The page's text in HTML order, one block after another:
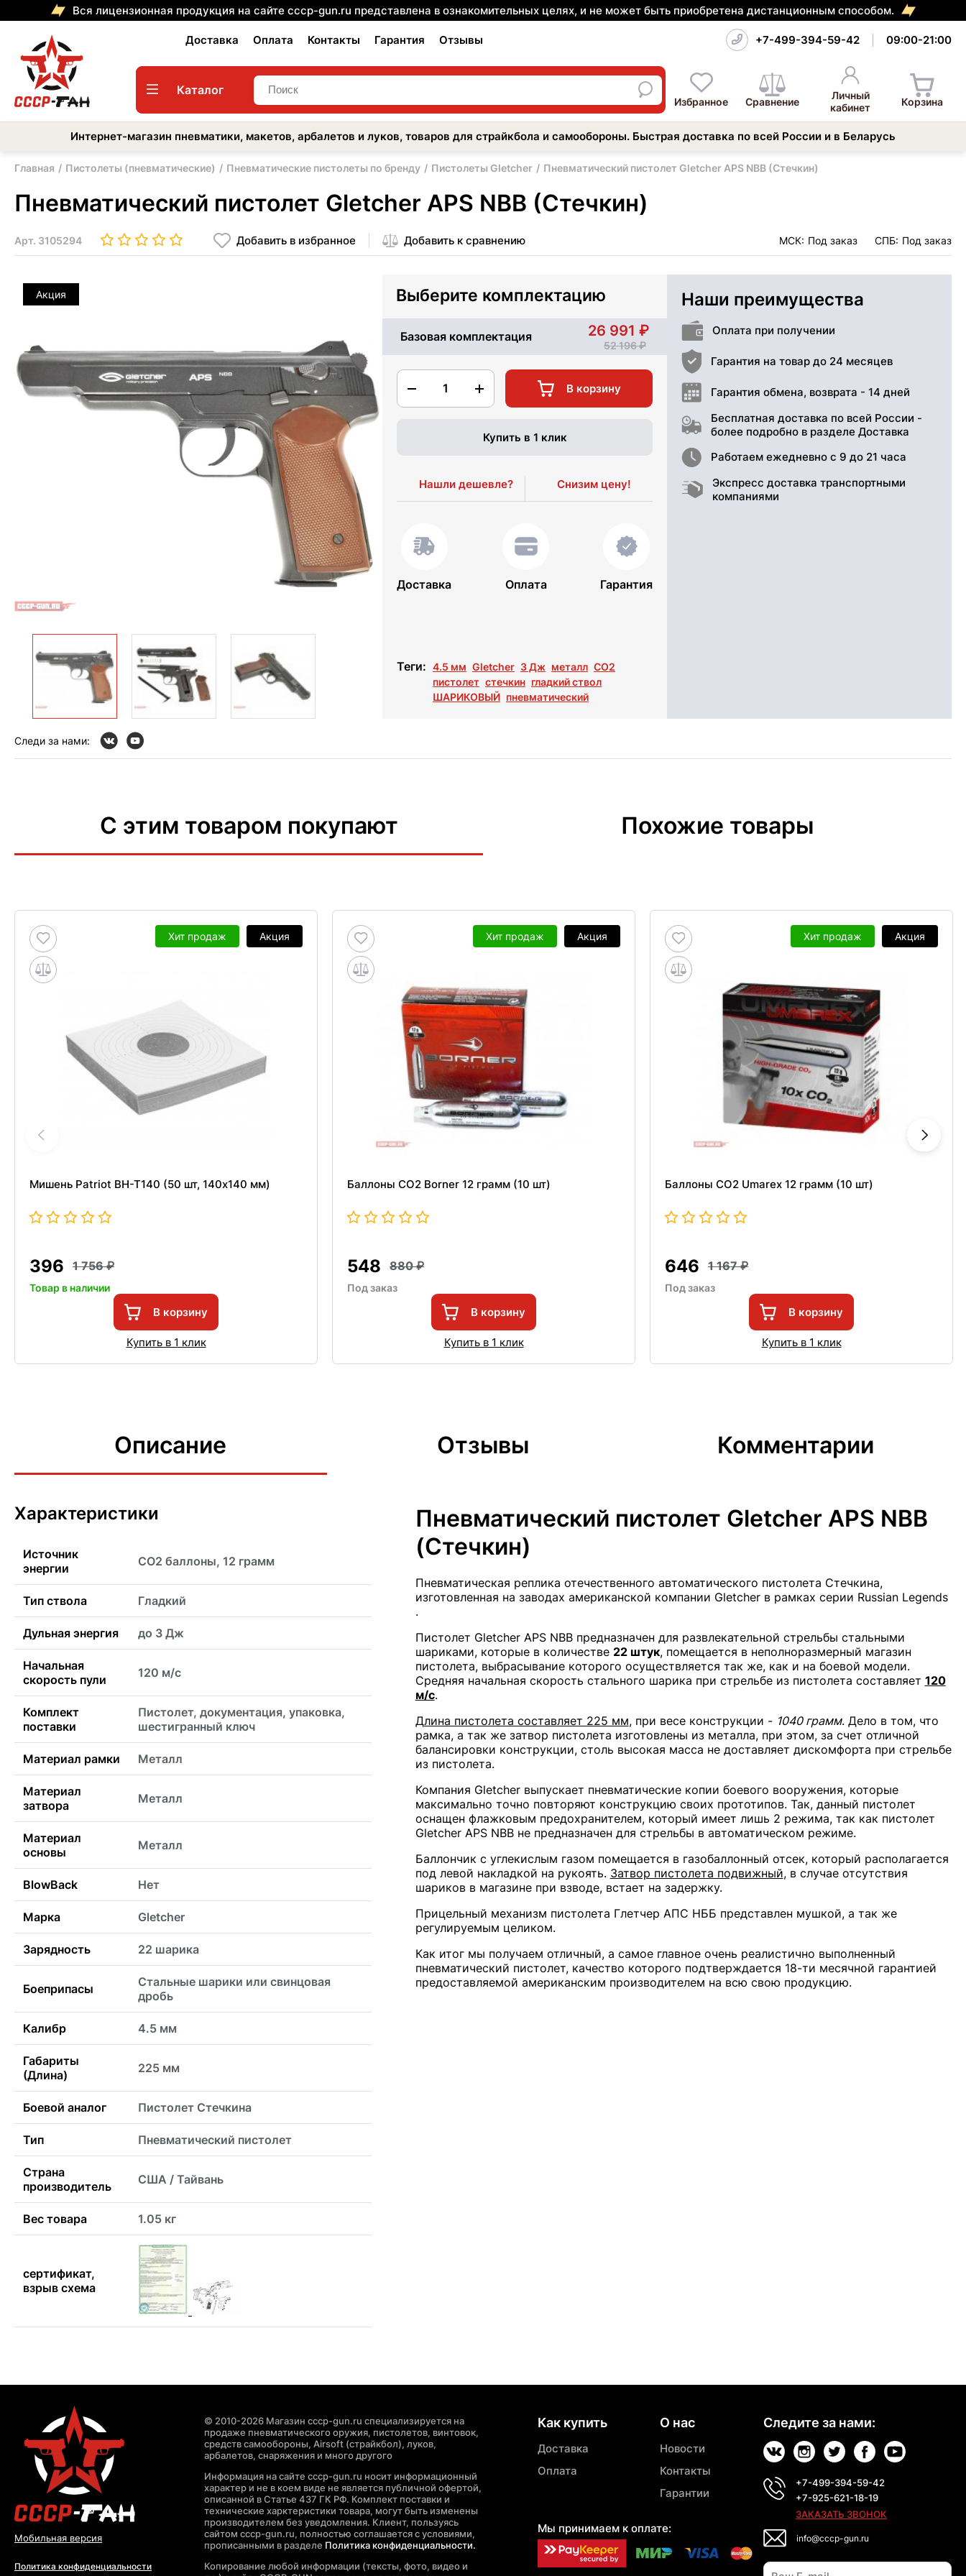
Вся лицензионная продукция на сайте cccp-gun.ru представлена в ознакомительных целях, и не может быть приобретена дистанционным способом.
Доставка Оплата Контакты Гарантия Отзывы +7-499-394-59-42 09:00-21:00
Каталог
Избранное Сравнение
Личный
кабинет
Корзина
Интернет-магазин пневматики, макетов, арбалетов и луков, товаров для страйкбола и самообороны. Быстрая доставка по всей России и в Беларусь
Главная Пистолеты (пневматические) Пневматические пистолеты по бренду Пистолеты Gletcher Пневматический пистолет Gletcher APS NBB (Стечкин)
Пневматический пистолет Gletcher APS NBB (Стечкин)
Арт. 3105294 Добавить в избранное Добавить к сравнению МСК: Под заказ СПБ: Под заказ
Акция Выберите комплектацию
Базовая комплектация 26 991
52 196
1 В корзину
Купить в 1 клик
Нашли дешевле? Снизим цену!
Доставка Оплата Гарантия
Теги: 4.5 мм Gletcher 3 Дж металл СО2
пистолет стечкин гладкий ствол
ШАРИКОВЫЙ пневматический
Наши преимущества
Оплата при получении
Гарантия на товар до 24 месяцев
Гарантия обмена, возврата - 14 дней
Бесплатная доставка по всей России -
более подробно в разделе Доставка
Работаем ежедневно с 9 до 21 часа
Экспресс доставка транспортными
компаниями
Следи за нами:
С этим товаром покупают Похожие товары
Хит продаж Акция
Мишень Patriot BH-T140 (50 шт, 140x140 мм)
396 1 756
Товар в наличии
В корзину
Купить в 1 клик
Хит продаж Акция
Баллоны СО2 Borner 12 грамм (10 шт)
548 880
Под заказ
В корзину
Купить в 1 клик
Хит продаж Акция
Баллоны СО2 Umarex 12 грамм (10 шт)
646 1 167
Под заказ
В корзину
Купить в 1 клик
Описание Отзывы Комментарии
Характеристики
Источник
энергии
CO2 баллоны, 12 грамм
Тип ствола Гладкий
Дульная энергия до 3 Дж
Начальная
скорость пули
120 м/с
Комплект
поставки
Пистолет, документация, упаковка,
шестигранный ключ
Материал рамки Металл
Материал
затвора
Металл
Материал
основы
Металл
BlowBack Нет
Марка Gletcher
Зарядность 22 шарика
Боеприпасы
Стальные шарики или свинцовая
дробь
Калибр 4.5 мм
Габариты
(Длина)
225 мм
Боевой аналог Пистолет Стечкина
Тип Пневматический пистолет
Страна
производитель
США / Тайвань
Вес товара 1.05 кг
сертификат,
взрыв схема
Пневматический пистолет Gletcher APS NBB
(Стечкин)
Пневматическая реплика отечественного автоматического пистолета Стечкина,
изготовленная на заводах американской компании Gletcher в рамках серии Russian Legends
.
Пистолет Gletcher APS NBB предназначен для развлекательной стрельбы стальными
шариками, которые в количестве 22 штук, помещается в неполноразмерный магазин
пистолета, выбрасывание которого осуществляется так же, как и на боевой модели.
Средняя начальная скорость стального шарика при стрельбе из пистолета составляет 120
м/с.
Длина пистолета составляет 225 мм, при весе конструкции - 1040 грамм. Дело в том, что
рамка, а так же затвор пистолета изготовлены из металла, при этом, за счет отличной
балансировки конструкции, столь высокая масса не доставляет дискомфорта при стрельбе
из пистолета.
Компания Gletcher выпускает пневматические копии боевого вооружения, которые
максимально точно повторяют конструкцию своих прототипов. Так, данный пистолет
оснащен флажковым предохранителем, который имеет лишь 2 режима, так как пистолет
Gletcher APS NBB не предназначен для стрельбы в автоматическом режиме.
Баллончик с углекислым газом помещается в газобаллонный отсек, который располагается
под левой накладкой на рукоять. Затвор пистолета подвижный, в случае отсутствия
шариков в магазине при взводе, встает на задержку.
Прицельный механизм пистолета Глетчер АПС НББ представлен мушкой, а так же
регулируемым целиком.
Как итог мы получаем отличный, а самое главное очень реалистично выполненный
пневматический пистолет, качество которого подтверждается 18-ти месячной гарантией
предоставляемой американским производителем на всю свою продукцию.
Мобильная версия
Политика конфиденциальности
© 2010-2026 Магазин cccp-gun.ru специализируется на
продаже пневматического оружия, пистолетов, винтовок,
средств самообороны, Airsoft (страйкбол), луков,
арбалетов, снаряжения и много другого
Информация на сайте cccp-gun.ru носит информационный
характер и не в коем виде не является публичной офертой,
описанной в Статье 437 ГК РФ. Комплект поставки и
технические харктеристики товара, могут быть изменены
производителем без уведомления. Клиент, пользуясь
сайтом cccp-gun.ru, полностью соглашается с условиями,
прописанными в разделе Политика конфиденциальности.
Копирование любой информации (тексты, фото, видео и
Как купить
Доставка
Оплата
Мы принимаем к оплате:
О нас
Новости
Контакты
Гарантии
Следите за нами:
+7-499-394-59-42
+7-925-621-18-19
ЗАКАЗАТЬ ЗВОНОК
info@cccp-gun.ru